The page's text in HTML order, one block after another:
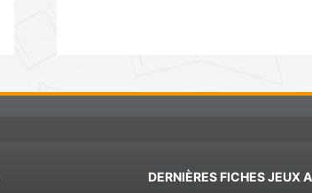
DERNIÈRES FICHES JEUX